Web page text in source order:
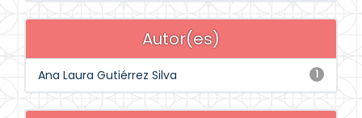
Autor(es)
1
Ana Laura Gutiérrez Silva